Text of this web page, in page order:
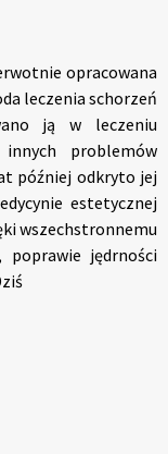
opracowana
leczenia schorzeń
ją w leczeniu
problemów
później odkryto jej
estetycznej
wszechstronnemu
jędrności